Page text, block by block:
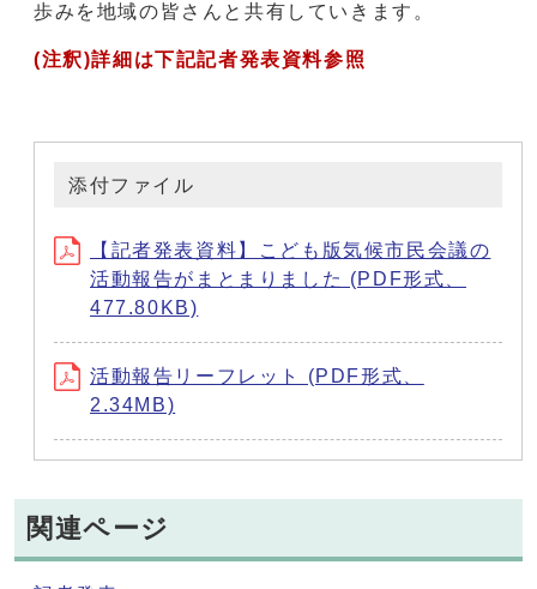
歩みを地域の皆さんと共有していきます。
(注釈)詳細は下記記者発表資料参照
添付ファイル
【記者発表資料】こども版気候市民会議の
活動報告がまとまりました (PDF形式、
477.80KB)
活動報告リーフレット (PDF形式、
2.34MB)
関連ページ